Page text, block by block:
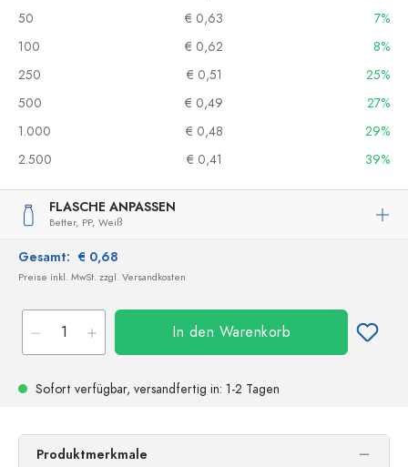
50
€ 0,63
7%
100
€ 0,62
8%
250
€ 0,51
25%
500
€ 0,49
27%
1.000
€ 0,48
29%
2.500
€ 0,41 39%
FLASCHE ANPASSEN
Better, PP, Weiß
Gesamt: € 0,68
Preise inkl. MwSt. zzgl. Versandkosten
In den Warenkorb
Sofort verfügbar, versandfertig in: 1-2 Tagen
Produktmerkmale